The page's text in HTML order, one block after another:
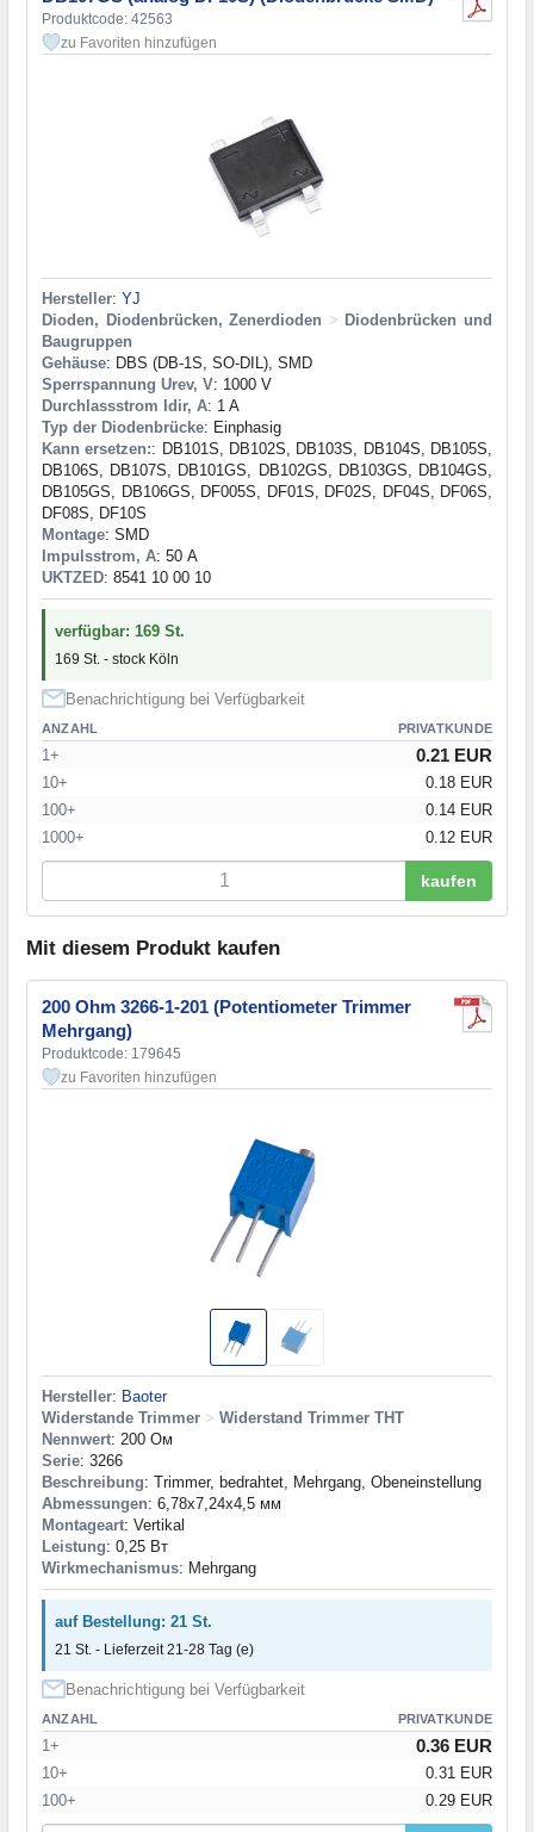
Produktcode: 42563
zu Favoriten hinzufügen
Hersteller: YJ
Dioden, Diodenbrücken, Zenerdioden > Diodenbrücken und
Baugruppen
Gehäuse: DBS (DB-1S, SO-DIL), SMD
Sperrspannung Urev, V: 1000 V
Durchlassstrom Idir, A: 1 A
Typ der Diodenbrücke: Einphasig
Kann ersetzen:: DB101S, DB102S, DB103S, DB104S, DB105S,
DB106S, DB107S, DB101GS, DB102GS, DB103GS, DB104GS,
DB105GS, DB106GS, DF005S, DF01S, DF02S, DF04S, DF06S,
DF08S, DF10S
Montage: SMD
Impulsstrom, A: 50 А
UKTZED: 8541 10 00 10
verfügbar: 169 St.
169 St. - stock Köln
Benachrichtigung bei Verfügbarkeit
ANZAHL PRIVATKUNDE
1+ 0.21 EUR
10+
0.18 EUR
100+
0.14 EUR
1000+
0.12 EUR
kaufen
Mit diesem Produkt kaufen
200 Ohm 3266-1-201 (Potentiometer Trimmer
Mehrgang)
Produktcode: 179645
zu Favoriten hinzufügen
Hersteller: Baoter
Widerstande Trimmer > Widerstand Trimmer THT
Nennwert: 200 Ом
Serie: 3266
Beschreibung: Trimmer, bedrahtet, Mehrgang, Obeneinstellung
Abmessungen: 6,78x7,24x4,5 мм
Montageart: Vertikal
Leistung: 0,25 Вт
Wirkmechanismus: Mehrgang
auf Bestellung: 21 St.
21 St. - Lieferzeit 21-28 Tag (e)
Benachrichtigung bei Verfügbarkeit
ANZAHL PRIVATKUNDE
1+ 0.36 EUR
10+
0.31 EUR
100+
0.29 EUR